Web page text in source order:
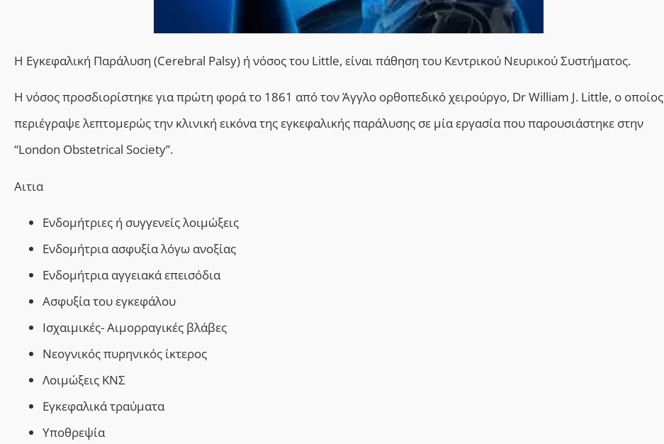
Η Εγκεφαλική Παράλυση (Cerebral Palsy) ή νόσος του Little, είναι πάθηση του Κεντρικού Νευρικού Συστήματος.
Η νόσος προσδιορίστηκε για πρώτη φορά το 1861 από τον Άγγλο ορθοπεδικό χειρούργο, Dr William J. Little, ο οποίος
περιέγραψε λεπτομερώς την κλινική εικόνα της εγκεφαλικής παράλυσης σε μία εργασία που παρουσιάστηκε στην
“London Obstetrical Society”.
Αιτια
Ενδομήτριες ή συγγενείς λοιμώξεις
Ενδομήτρια ασφυξία λόγω ανοξίας
Ενδομήτρια αγγειακά επεισόδια
Ασφυξία του εγκεφάλου
Ισχαιμικές- Αιμορραγικές βλάβες
Νεογνικός πυρηνικός ίκτερος
Λοιμώξεις ΚΝΣ
Eγκεφαλικά τραύματα
Υποθρεψία